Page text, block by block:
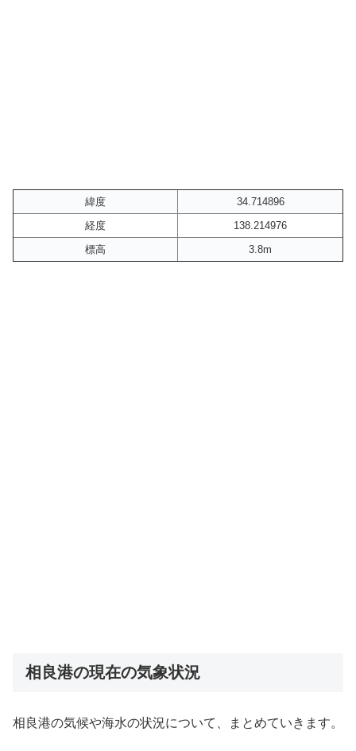
緯度
34.714896
経度
138.214976
標高
3.8m
相良港の現在の気象状況
相良港の気候や海水の状況について、まとめていきます。